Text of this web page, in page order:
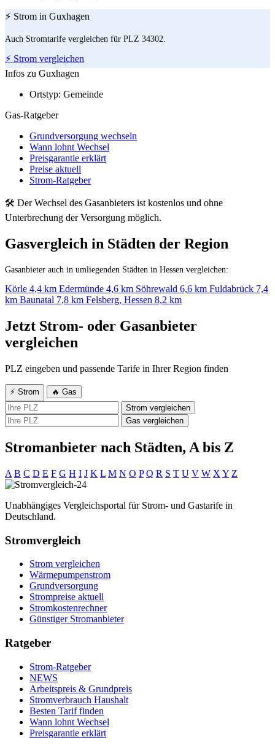
⚡ Strom in Guxhagen
Auch Stromtarife vergleichen für PLZ 34302.
⚡ Strom vergleichen
Infos zu Guxhagen
Ortstyp: Gemeinde
Gas-Ratgeber
Grundversorgung wechseln
Wann lohnt Wechsel
Preisgarantie erklärt
Preise aktuell
Strom-Ratgeber
🛠 Der Wechsel des Gasanbieters ist kostenlos und ohne
Unterbrechung der Versorgung möglich.
Gasvergleich in Städten der Region
Gasanbieter auch in umliegenden Städten in Hessen vergleichen:
Körle 4,4 km Edermünde 4,6 km Söhrewald 6,6 km Fuldabrück 7,4
km Baunatal 7,8 km Felsberg, Hessen 8,2 km
Jetzt Strom- oder Gasanbieter
vergleichen
PLZ eingeben und passende Tarife in Ihrer Region finden
⚡ Strom
🔥 Gas
Strom vergleichen
Gas vergleichen
Stromanbieter nach Städten, A bis Z
A B C D E F G H I J K L M N O P Q R S T U V W X Y Z
Unabhängiges Vergleichsportal für Strom- und Gastarife in
Deutschland.
Stromvergleich
Strom vergleichen
Wärmepumpenstrom
Grundversorgung
Strompreise aktuell
Stromkostenrechner
Günstiger Stromanbieter
Ratgeber
Strom-Ratgeber
NEWS
Arbeitspreis & Grundpreis
Stromverbrauch Haushalt
Besten Tarif finden
Wann lohnt Wechsel
Preisgarantie erklärt